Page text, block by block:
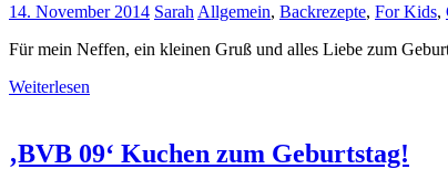
14. November 2014 Sarah Allgemein, Backrezepte, For Kids,
Für mein Neffen, ein kleinen Gruß und alles Liebe zum
Weiterlesen
‚BVB 09‘ Kuchen zum Geburtstag!